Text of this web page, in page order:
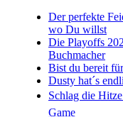
Der perfekte
wo Du willst
Die Playoffs
Buchmacher
Bist du bereit
Dusty hat´s
Schlag die
Game